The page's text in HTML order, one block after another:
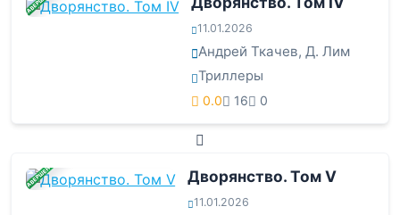
11.01.2026
Андрей Ткачев, Д. Лим
Триллеры
0.0 16 0
ЗАВЕРШЕНА Дворянство. Том V
11.01.2026